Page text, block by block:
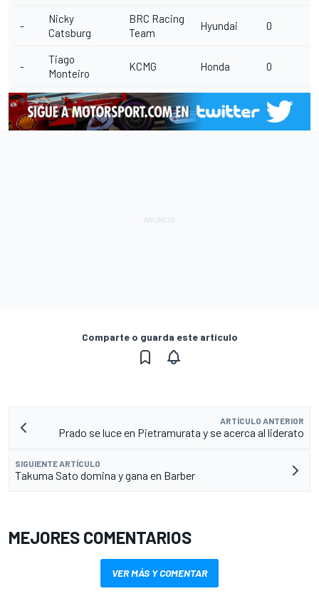
-
Nicky
Catsburg
BRC Racing
Team
Hyundai 0
-
Tiago
Monteiro
KCMG Honda 0
Comparte o guarda este artículo
ARTÍCULO ANTERIOR
Prado se luce en Pietramurata y se acerca al liderato
SIGUIENTE ARTÍCULO
Takuma Sato domina y gana en Barber
MEJORES COMENTARIOS
VER MÁS Y COMENTAR